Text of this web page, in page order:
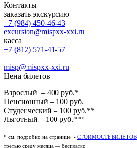
Контакты
заказать экскурсию
+7 (984) 450-46-43
excursion@mispxx-xxi.ru
касса
+7 (812) 571-41-57
misp@mispxx-xxi.ru
Цена билетов
Взрослый – 400 руб.*
Пенсионный – 100 руб.
Студенческий – 100 руб.**
Льготный – 100 руб.***
* см. подробно на странице - СТОИМОСТЬ БИЛЕТОВ
третью среду месяца — бесплатно